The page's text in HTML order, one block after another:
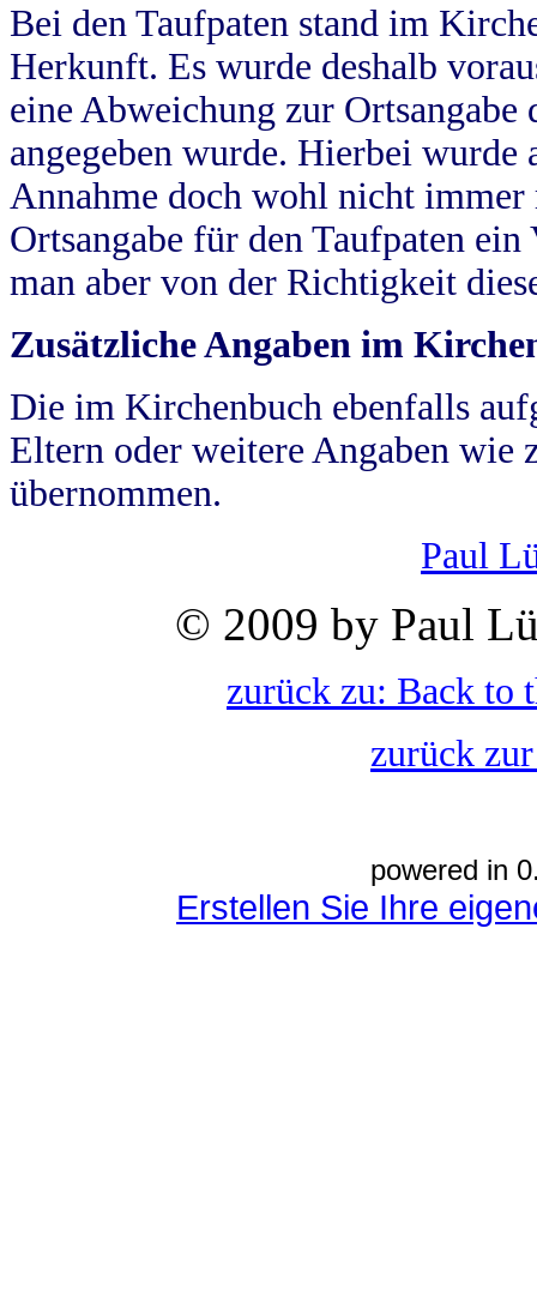
Bei den Taufpaten stand im
Herkunft. Es wurde deshalb
eine Abweichung zur
angegeben wurde. Hierbei wurde
Annahme doch wohl nicht
Ortsangabe für den Taufpaten
man aber von der Richtigkeit
Zusätzliche Angaben im
Die im Kirchenbuch ebenfalls
Eltern oder weitere Angaben wie
übernommen.
Paul
© 2009 by Paul
zurück zu: Back to
zurück
powered in
Erstellen Sie Ihre